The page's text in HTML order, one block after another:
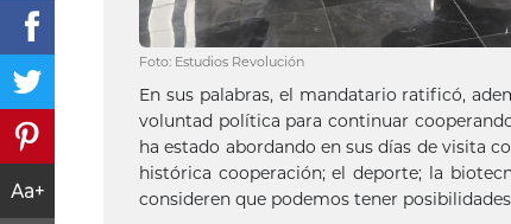
Foto: Estudios Revolución
En sus palabras, el mandatario ratificó,
voluntad política para continuar
ha estado abordando en sus días de visita
histórica cooperación; el deporte; la
consideren que podemos tener